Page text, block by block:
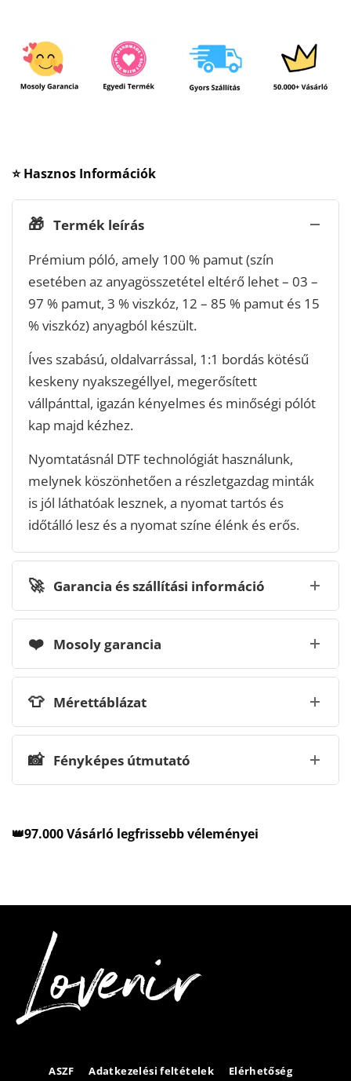
⭐ Hasznos Információk
🎁 Termék leírás
Prémium póló, amely 100 % pamut (szín
esetében az anyagösszetétel eltérő lehet – 03 –
97 % pamut, 3 % viszkóz, 12 – 85 % pamut és 15
% viszkóz) anyagból készült.
Íves szabású, oldalvarrással, 1:1 bordás kötésű
keskeny nyakszegéllyel, megerősített
vállpánttal, igazán kényelmes és minőségi pólót
kap majd kézhez.
Nyomtatásnál DTF technológiát használunk,
melynek köszönhetően a részletgazdag minták
is jól láthatóak lesznek, a nyomat tartós és
időtálló lesz és a nyomat színe élénk és erős.
🚀 Garancia és szállítási információ
❤️ Mosoly garancia
👕 Mérettáblázat
📸 Fényképes útmutató
👑97.000 Vásárló legfrissebb véleményei
ASZF Adatkezelési feltételek Elérhetőség